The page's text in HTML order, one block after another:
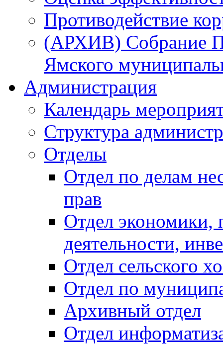
Противодействие
(АРХИВ) Собрание
Ямского
Администрация
Календарь
Структура
Отделы
Отдел по делам
прав
Отдел экономики,
деятельности,
Отдел сельского
Отдел по
Архивный отдел
Отдел